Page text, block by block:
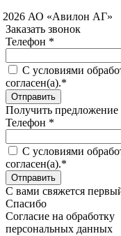
АО «Авилон АГ»
Заказать звонок
Телефон *
C условиями
согласен(а).*
Получить предложение
Телефон *
C условиями
согласен(а).*
С вами свяжется
Спасибо
Согласие на обработку
персональных данных